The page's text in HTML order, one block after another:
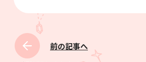
前の記事へ